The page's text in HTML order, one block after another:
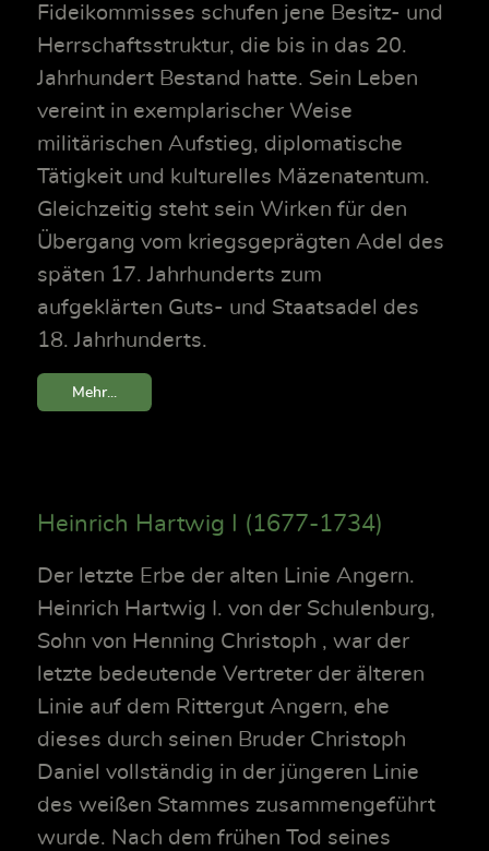
Fideikommisses schufen jene Besitz- und
Herrschaftsstruktur, die bis in das 20.
Jahrhundert Bestand hatte. Sein Leben
vereint in exemplarischer Weise
militärischen Aufstieg, diplomatische
Tätigkeit und kulturelles Mäzenatentum.
Gleichzeitig steht sein Wirken für den
Übergang vom kriegsgeprägten Adel des
späten 17. Jahrhunderts zum
aufgeklärten Guts- und Staatsadel des
18. Jahrhunderts.
Mehr...
Heinrich Hartwig I (1677-1734)
Der letzte Erbe der alten Linie Angern.
Heinrich Hartwig I. von der Schulenburg,
Sohn von Henning Christoph , war der
letzte bedeutende Vertreter der älteren
Linie auf dem Rittergut Angern, ehe
dieses durch seinen Bruder Christoph
Daniel vollständig in der jüngeren Linie
des weißen Stammes zusammengeführt
wurde. Nach dem frühen Tod seines